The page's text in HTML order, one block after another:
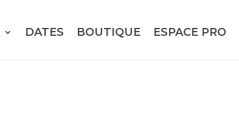
DATES BOUTIQUE ESPACE PRO